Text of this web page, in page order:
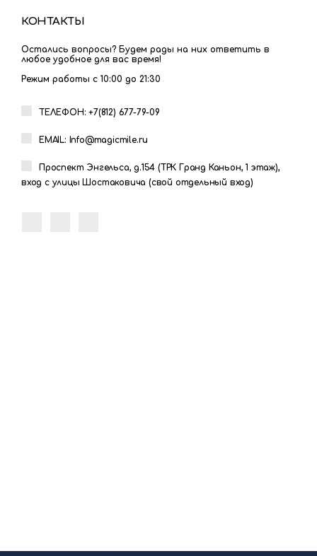
КОНТАКТЫ
Остались вопросы? Будем рады на них ответить в
любое удобное для вас время!
Режим работы с 10:00 до 21:30
ТЕЛЕФОН: +7(812) 677-79-09
EMAIL: Info@magicmile.ru
Проспект Энгельса, д.154 (ТРК Гранд Каньон, 1 этаж),
вход с улицы Шостаковича (свой отдельный вход)